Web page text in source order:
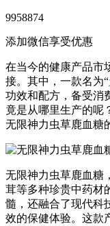
9958874
添加微信享受优惠
在当今的健康产品市
接。其中，一款名为“
功效和配方，备受消
竟是从哪里生产的呢
无限神力虫草鹿血糖
无限神力虫草鹿血糖
茸等多种珍贵中药材
髓，还融合了现代科
效的保健体验。这款